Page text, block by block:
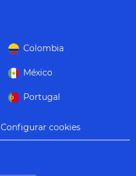
Colombia
México
Portugal
Configurar cookies